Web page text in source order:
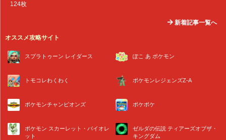
124枚
新着記事一覧へ
オススメ攻略サイト
スプラトゥーン レイダース ぽこ あ ポケモン
トモコレわくわく ポケモンレジェンズZ-A
ポケモンチャンピオンズ ポケポケ
ポケモン スカーレット・バイオレ
ット
ゼルダの伝説 ティアーズオブザ・
キングダム